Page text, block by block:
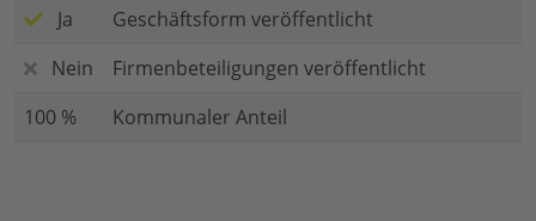
Ja
Geschäftsform veröffentlicht
Nein
Firmenbeteiligungen veröffentlicht
100 %
Kommunaler Anteil